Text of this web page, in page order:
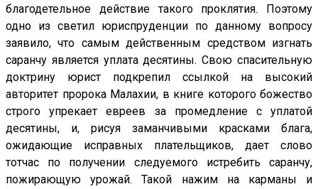
благодетельное действие такого проклятия. Поэтому
одно из светил юриспруденции по данному вопросу
заявило, что самым действенным средством изгнать
саранчу является уплата десятины. Свою спасительную
доктрину юрист подкрепил ссылкой на высокий
авторитет пророка Малахии, в книге которого божество
строго упрекает евреев за промедление с уплатой
десятины, и, рисуя заманчивыми красками блага,
ожидающие исправных плательщиков, дает слово
тотчас по получении следуемого истребить саранчу,
пожирающую урожай. Такой нажим на карманы и